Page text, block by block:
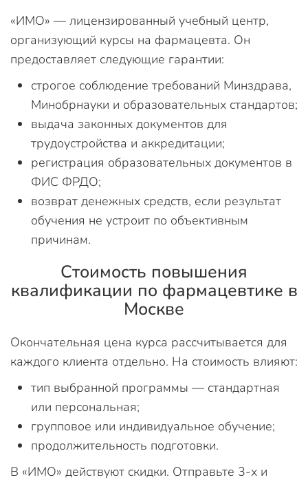
«ИМО» — лицензированный учебный центр,
организующий курсы на фармацевта. Он
предоставляет следующие гарантии:
строгое соблюдение требований Минздрава,
Минобрнауки и образовательных стандартов;
выдача законных документов для
трудоустройства и аккредитации;
регистрация образовательных документов в
ФИС ФРДО;
возврат денежных средств, если результат
обучения не устроит по объективным
причинам.
Стоимость повышения
квалификации по фармацевтике в
Москве
Окончательная цена курса рассчитывается для
каждого клиента отдельно. На стоимость влияют:
тип выбранной программы — стандартная
или персональная;
групповое или индивидуальное обучение;
продолжительность подготовки.
В «ИМО» действуют скидки. Отправьте 3-х и